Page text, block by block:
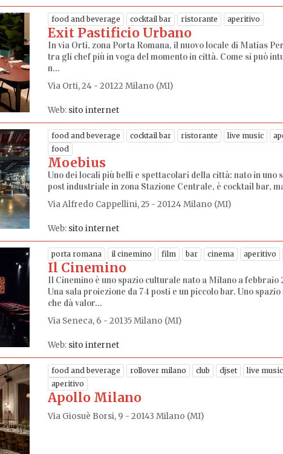
food and beverage cocktail bar ristorante aperitivo
Exit Pastificio Urbano
In via Orti, zona Porta Romana, il nuovo locale di Matias
tra gli chef più in voga del momento in città. Come si può
n...
Via Orti, 24 - 20122 Milano (MI)
Web: sito internet
food and beverage cocktail bar ristorante live music
food
Moebius
Uno dei locali più belli e spettacolari della città: nato in uno
post industriale in zona Stazione Centrale, è cocktail bar,
Via Alfredo Cappellini, 25 - 20124 Milano (MI)
Web: sito internet
porta romana il cinemino film bar cinema aperitivo
Il Cinemino
Il Cinemino è uno spazio culturale nato a Milano a febbraio
Una sala proiezione da 74 posti e un piccolo bar. Uno
che dà valor...
Via Seneca, 6 - 20135 Milano (MI)
Web: sito internet
food and beverage rollover milano club djset
live music
aperitivo
Apollo Milano
Via Giosuè Borsi, 9 - 20143 Milano (MI)